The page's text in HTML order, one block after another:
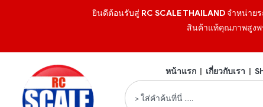
ยินดีต้อนรับสู่ RC SCALE THAILANDจำหน่าย
สินค้าแท้คุณภาพสูงพ
หน้าแรก| เกี่ยวกับเรา |